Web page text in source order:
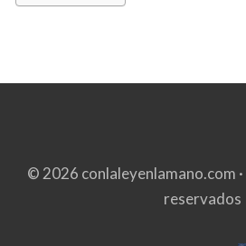
© 2026 conlaleyenlamano.com
reservados